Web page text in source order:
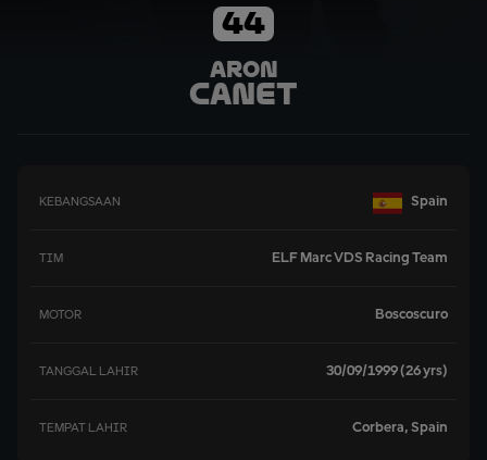
44
Aron
Canet
KEBANGSAAN Spain
TIM ELF Marc VDS Racing Team
MOTOR Boscoscuro
TANGGAL LAHIR 30/09/1999 (26 yrs)
TEMPAT LAHIR Corbera, Spain